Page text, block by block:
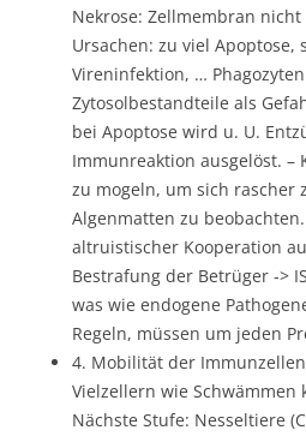
Nekrose: Zellmembran
Ursachen: zu viel Apoptose,
Vireninfektion, …
Zytosolbestandteile als
bei Apoptose wird u. U.
Immunreaktion ausgelöst. –
zu mogeln, um sich rascher
Algenmatten zu
altruistischer Kooperation
Bestrafung der Betrüger ->
was wie endogene
Regeln, müssen um jeden
4. Mobilität der
Vielzellern wie Schwämmen
Nächste Stufe: Nesseltiere